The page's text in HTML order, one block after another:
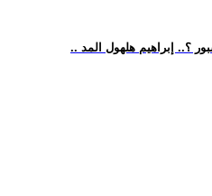
؟.. إبراهيم هلهول المد